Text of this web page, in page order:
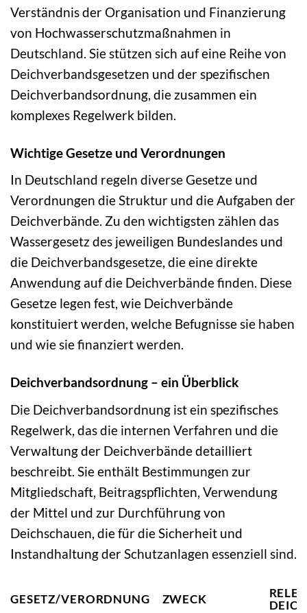
Verständnis der Organisation und Finanzierung
von Hochwasserschutzmaßnahmen in
Deutschland. Sie stützen sich auf eine Reihe von
Deichverbandsgesetzen und der spezifischen
Deichverbandsordnung, die zusammen ein
komplexes Regelwerk bilden.
Wichtige Gesetze und Verordnungen
In Deutschland regeln diverse Gesetze und
Verordnungen die Struktur und die Aufgaben der
Deichverbände. Zu den wichtigsten zählen das
Wassergesetz des jeweiligen Bundeslandes und
die Deichverbandsgesetze, die eine direkte
Anwendung auf die Deichverbände finden. Diese
Gesetze legen fest, wie Deichverbände
konstituiert werden, welche Befugnisse sie haben
und wie sie finanziert werden.
Deichverbandsordnung – ein Überblick
Die Deichverbandsordnung ist ein spezifisches
Regelwerk, das die internen Verfahren und die
Verwaltung der Deichverbände detailliert
beschreibt. Sie enthält Bestimmungen zur
Mitgliedschaft, Beitragspflichten, Verwendung
der Mittel und zur Durchführung von
Deichschauen, die für die Sicherheit und
Instandhaltung der Schutzanlagen essenziell sind.
GESETZ/VERORDNUNG ZWECK